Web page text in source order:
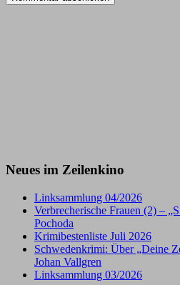
Neues im Zeilenkino
Linksammlung 04/2026
Verbrecherische Frauen (2) –
Pochoda
Krimibestenliste Juli 2026
Schwedenkrimi: Über „Deine
Johan Vallgren
Linksammlung 03/2026